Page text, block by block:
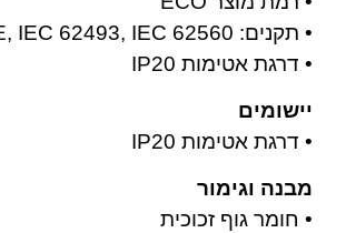
• תקנים: CE, IEC 62493, IEC 62560
• דרגת אטימות IP20
יישומים
• דרגת אטימות IP20
מבנה וגימור
• חומר גוף זכוכית